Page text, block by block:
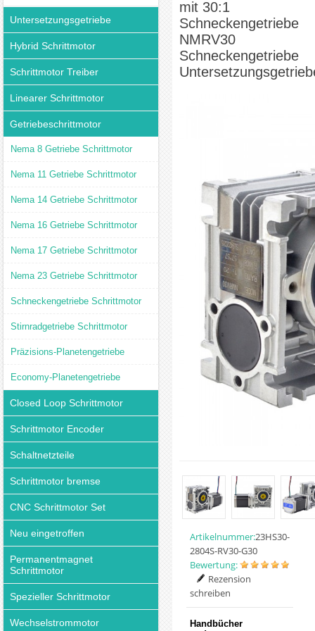
Untersetzungsgetriebe
Hybrid Schrittmotor
Schrittmotor Treiber
Linearer Schrittmotor
Getriebeschrittmotor
Nema 8 Getriebe Schrittmotor
Nema 11 Getriebe Schrittmotor
Nema 14 Getriebe Schrittmotor
Nema 16 Getriebe Schrittmotor
Nema 17 Getriebe Schrittmotor
Nema 23 Getriebe Schrittmotor
Schneckengetriebe Schrittmotor
Stirnradgetriebe Schrittmotor
Präzisions-Planetengetriebe
Economy-Planetengetriebe
Closed Loop Schrittmotor
Schrittmotor Encoder
Schaltnetzteile
Schrittmotor bremse
CNC Schrittmotor Set
Neu eingetroffen
Permanentmagnet
Schrittmotor
Spezieller Schrittmotor
Wechselstrommotor
mit 30:1
Schneckengetriebe
NMRV30
Schneckengetriebe
Artikelnummer:23HS30-
2804S-RV30-G30
Bewertung:
Rezension
schreiben
Handbücher